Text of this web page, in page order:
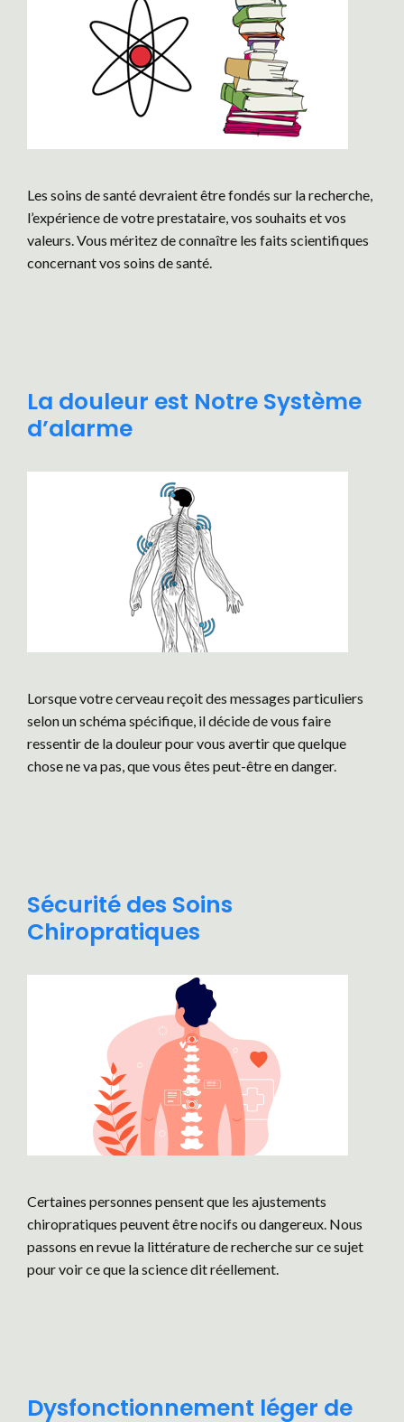
Les soins de santé devraient être fondés sur la recherche,
l’expérience de votre prestataire, vos souhaits et vos
valeurs. Vous méritez de connaître les faits scientifiques
concernant vos soins de santé.
La douleur est Notre Système
d’alarme
Lorsque votre cerveau reçoit des messages particuliers
selon un schéma spécifique, il décide de vous faire
ressentir de la douleur pour vous avertir que quelque
chose ne va pas, que vous êtes peut-être en danger.
Sécurité des Soins
Chiropratiques
Certaines personnes pensent que les ajustements
chiropratiques peuvent être nocifs ou dangereux. Nous
passons en revue la littérature de recherche sur ce sujet
pour voir ce que la science dit réellement.
Dysfonctionnement léger de